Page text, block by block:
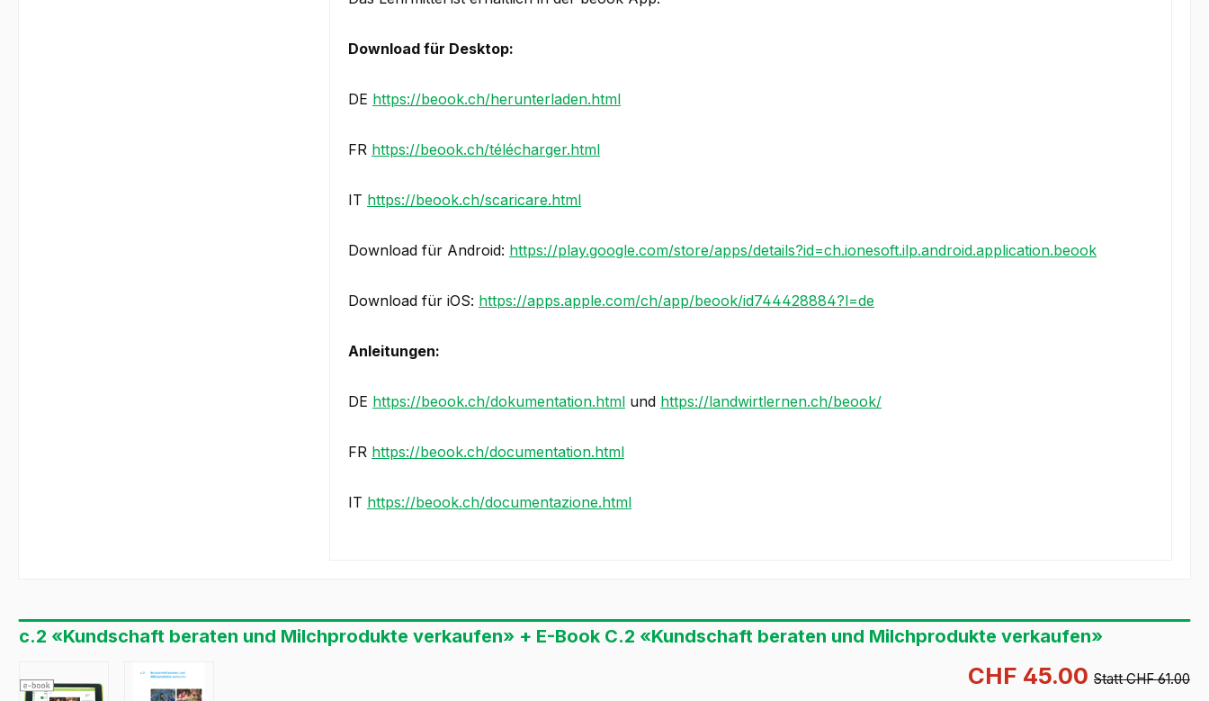
Download für Desktop:
DE https://beook.ch/herunterladen.html
FR https://beook.ch/télécharger.html
IT https://beook.ch/scaricare.html
Download für Android: https://play.google.com/store/apps/details?id=ch.ionesoft.ilp.android.application.beook
Download für iOS: https://apps.apple.com/ch/app/beook/id744428884?l=de
Anleitungen:
DE https://beook.ch/dokumentation.html und https://landwirtlernen.ch/beook/
FR https://beook.ch/documentation.html
IT https://beook.ch/documentazione.html
c.2 «Kundschaft beraten und Milchprodukte verkaufen» + E-Book C.2 «Kundschaft beraten und Milchprodukte verkaufen»
CHF 45.00 Statt CHF 61.00